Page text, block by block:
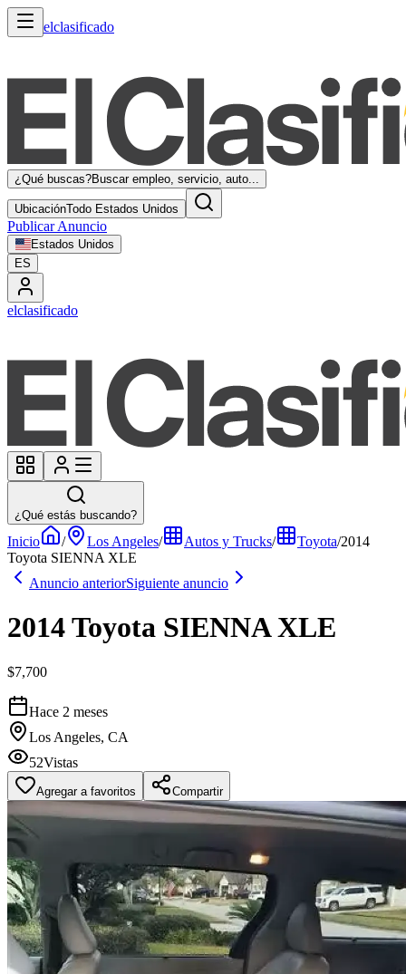
elclasificado
¿Qué buscas?Buscar empleo, servicio, auto...
UbicaciónTodo Estados Unidos
Publicar Anuncio
Estados Unidos
ES
elclasificado
¿Qué estás buscando?
Inicio / Los Angeles/ Autos y Trucks/ Toyota/2014
Toyota SIENNA XLE
Anuncio anteriorSiguiente anuncio
2014 Toyota SIENNA XLE
$7,700
Hace 2 meses
Los Angeles, CA
52Vistas
Agregar a favoritos Compartir